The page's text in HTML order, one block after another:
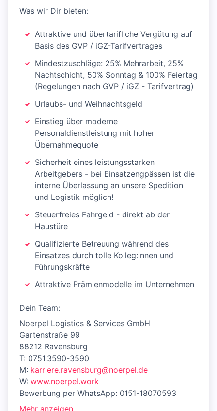
Was wir Dir bieten:
Attraktive und übertarifliche Vergütung auf
Basis des GVP / iGZ-Tarifvertrages
Mindestzuschläge: 25% Mehrarbeit, 25%
Nachtschicht, 50% Sonntag & 100% Feiertag
(Regelungen nach GVP / iGZ - Tarifvertrag)
Urlaubs- und Weihnachtsgeld
Einstieg über moderne
Personaldienstleistung mit hoher
Übernahmequote
Sicherheit eines leistungsstarken
Arbeitgebers - bei Einsatzengpässen ist die
interne Überlassung an unsere Spedition
und Logistik möglich!
Steuerfreies Fahrgeld - direkt ab der
Haustüre
Qualifizierte Betreuung während des
Einsatzes durch tolle Kolleg:innen und
Führungskräfte
Attraktive Prämienmodelle im Unternehmen
Dein Team:
Noerpel Logistics & Services GmbH
Gartenstraße 99
88212 Ravensburg
T: 0751.3590-3590
M: karriere.ravensburg@noerpel.de
W: www.noerpel.work
Bewerbung per WhatsApp: 0151-18070593
Mehr anzeigen